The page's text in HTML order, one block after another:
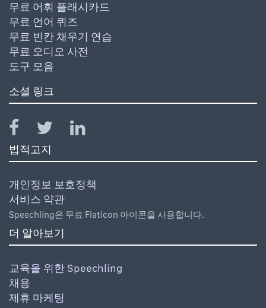
무료 어휘 플래시카드
무료 언어 퀴즈
무료 빈칸 채우기 연습
무료 오디오 사전
도구 모음
소셜 링크
법적고지
개인정보 보호정책
서비스 약관
Speechling은 무료 Flaticon 아이콘을 사용합니다.
더 알아보기
교육을 위한 Speechling
채용
제휴 마케팅